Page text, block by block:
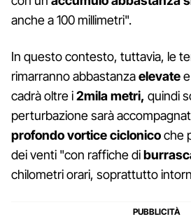
anche a 100 millimetri".
In questo contesto, tuttavia, le
rimarranno abbastanzaelevate
cadrà oltre i2mila metri, quindi
perturbazione sarà
profondovortice ciclonicoche
dei venti "con raffiche di
chilometri orari, soprattutto